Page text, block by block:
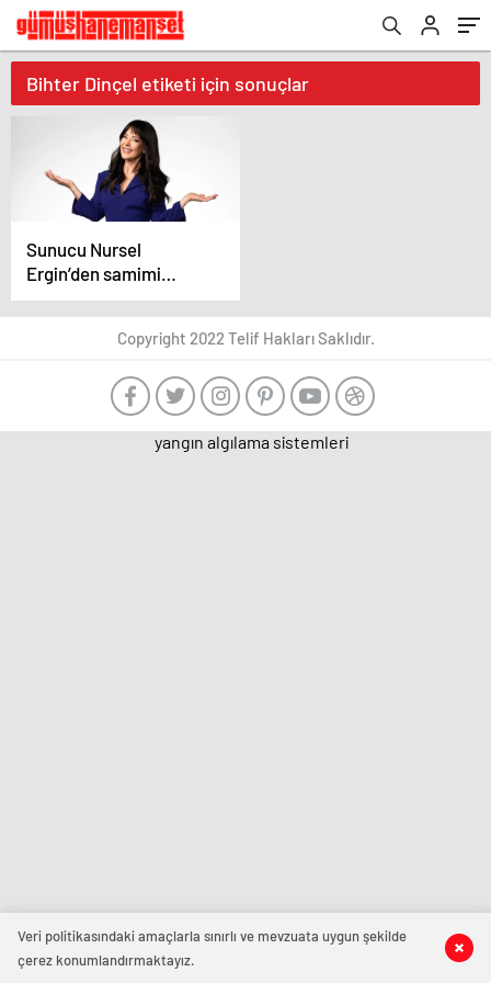
Bihter Dinçel etiketi için sonuçlar
Sunucu Nursel
Ergin’den samimi
açıklamalar! “Yeniden
doğmuş gibi
hissediyorum”Copyright 2022 Telif Hakları Saklıdır.
Veri politikasındaki amaçlarla sınırlı ve mevzuata uygun şekilde
çerez konumlandırmaktayız.
yangın algılama sistemleri